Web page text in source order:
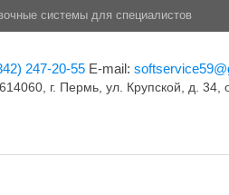
системы для специалистов
247-20-55 E-mail:
614060, г. Пермь, ул. Крупской, д.